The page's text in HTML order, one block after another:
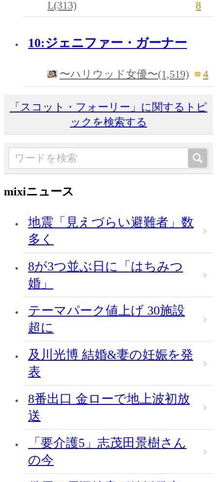
L(313)
8
10:ジェニファー・ガーナー
〜ハリウッド女優〜(1,519) 4
「スコット・フォーリー」に関するトピ
ックを検索する
mixiニュース
地震「見えづらい避難者」数
多く
8が3つ並ぶ日に「はちみつ
婚」
テーマパーク値上げ 30施設
超に
及川光博 結婚&妻の妊娠を発
表
8番出口 金ローで地上波初放
送
「要介護5」志茂田景樹さん
の今